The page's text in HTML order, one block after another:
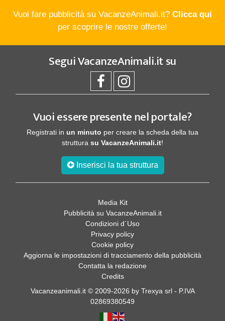
Vuoi fare pubblicità su VacanzeAnimali.it? Clicca qui
per scoprire le nostre offerte!
SeguiVacanzeAnimali.itsu
Vuoi essere presente nel portale?
Registrati in un minuto per creare la scheda della tua
struttura su VacanzeAnimali.it!
Inserisci la tua struttura
Media Kit
Pubblicità su VacanzeAnimali.it
Condizioni d´Uso
Privacy policy
Cookie policy
Aggiorna le impostazioni di tracciamento della pubblicità
Contatta la redazione
Credits
Vacanzeanimali.it © 2009-2026 by Trexya srl - P.IVA
02869380549